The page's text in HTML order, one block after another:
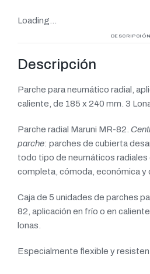
Loading...
DESCRIPCIÓN
Descripción
Parche para neumático radial,
caliente, de 185 x 240 mm. 3
Parche radial Maruni MR-82.
parche: parches de cubierta
todo tipo de neumáticos radiales
completa, cómoda, económica y
Caja de 5 unidades de parches
82, aplicación en frío o en
lonas.
Especialmente flexible y